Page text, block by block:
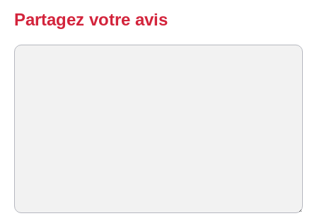
Partagez votre avis
Commentaire